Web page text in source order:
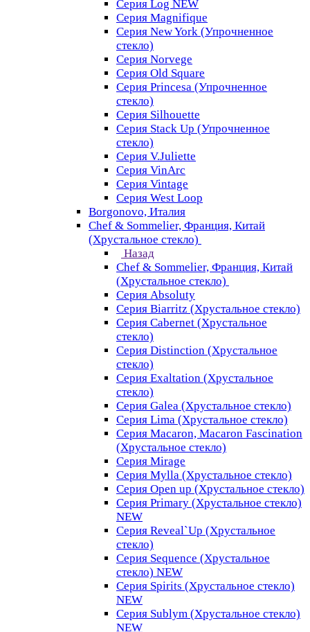
Серия Log NEW
Серия Magnifique
Серия New York (Упрочненное
стекло)
Серия Norvege
Серия Old Square
Серия Princesa (Упрочненное
стекло)
Серия Silhouette
Серия Stack Up (Упрочненное
стекло)
Серия V.Juliette
Серия VinArc
Серия Vintage
Серия West Loop
Borgonovo, Италия
Chef & Sommelier, Франция, Китай
(Хрустальное стекло)
Назад
Chef & Sommelier, Франция, Китай
(Хрустальное стекло)
Серия Absoluty
Серия Biarritz (Хрустальное стекло)
Серия Cabernet (Хрустальное
стекло)
Серия Distinction (Хрустальное
стекло)
Серия Exaltation (Хрустальное
стекло)
Серия Galea (Хрустальное стекло)
Серия Lima (Хрустальное стекло)
Серия Macaron, Macaron Fascination
(Хрустальное стекло)
Серия Mirage
Серия Mylla (Хрустальное стекло)
Серия Open up (Хрустальное стекло)
Серия Primary (Хрустальное стекло)
NEW
Серия Reveal`Up (Хрустальное
стекло)
Серия Sequence (Хрустальное
стекло) NEW
Серия Spirits (Хрустальное стекло)
NEW
Серия Sublym (Хрустальное стекло)
NEW